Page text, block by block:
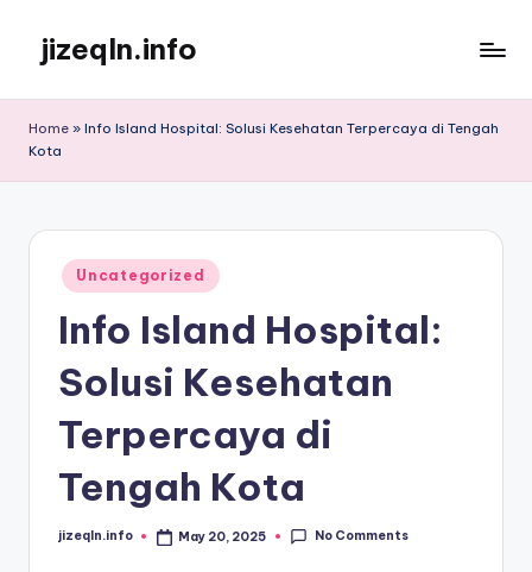
content
jizeqln.info
Untuk
Home » Info Island Hospital: Solusi Kesehatan Terpercaya di Tengah
Kota
Posted
in
Uncategorized
Info Island Hospital:
Solusi Kesehatan
Terpercaya di
Tengah Kota
Posted
jizeqln.info May 20, 2025 No Comments